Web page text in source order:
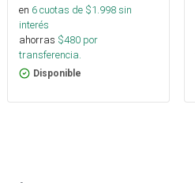
en 6cuotas de $1.998sin
interés
ahorras $480 por
transferencia.
Disponible